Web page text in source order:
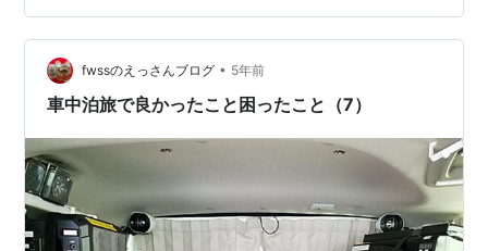
いました。シェード の取り付けは吸盤です。 防寒用の社
エード：取り付けは吸盤 …
fwssのえっさんブログ • 5年前
車中泊旅で良かったこと困ったこと（7）